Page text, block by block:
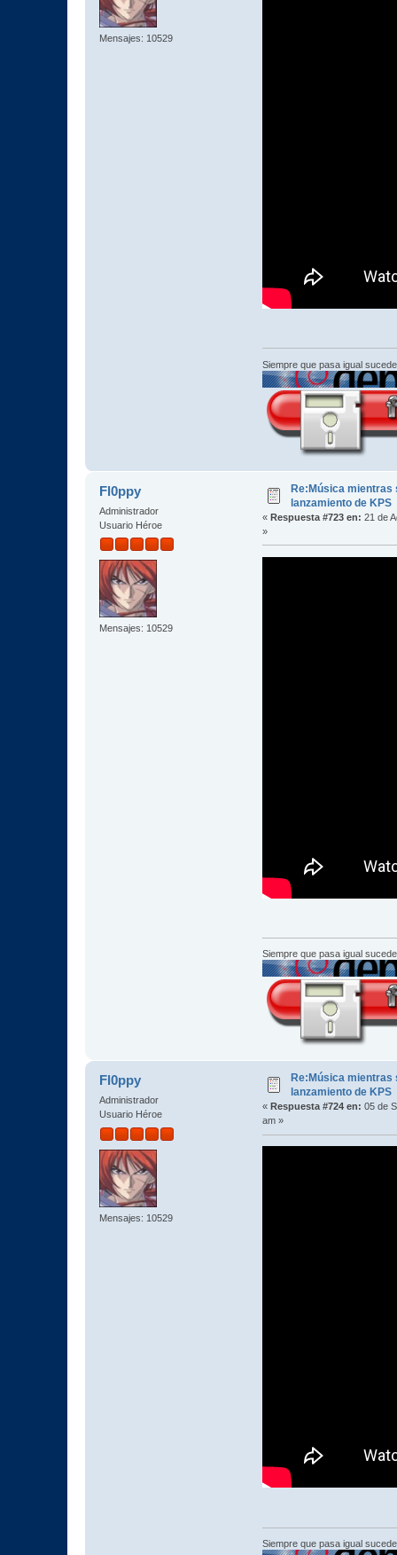
Mensajes: 10529
Siempre que pasa igual
Fl0ppy
Administrador
Usuario Héroe
Mensajes: 10529
Re:Música mientras
lanzamiento de KPS
« Respuesta #723 en: 21 de
»
Siempre que pasa igual
Fl0ppy
Administrador
Usuario Héroe
Mensajes: 10529
Re:Música mientras
lanzamiento de KPS
« Respuesta #724 en: 05 de
am »
Siempre que pasa igual